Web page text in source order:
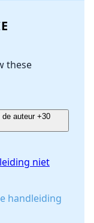
these
niet
handleiding